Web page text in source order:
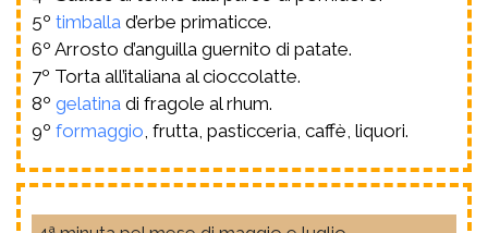
5º timballa d’erbe primaticce.
6º Arrosto d’anguilla guernito di patate.
7º Torta all’italiana al cioccolatte.
8º gelatina di fragole al rhum.
9º formaggio , frutta, pasticceria, caffè, liquori.